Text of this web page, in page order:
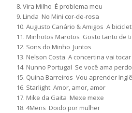
8. Vira Milho  É problema meu
9. Linda  No Mini cor-de-rosa
10. Augusto Canário & Amigos  A
11. Minhotos Marotos  Gosto tanto de ti
12. Sons do Minho  Juntos
13. Nelson Costa  A concertina vai tocar
14. Nunno Portugal  Se você ama
15. Quina Barreiros  Vou aprender
16. Starlight  Amor, amor, amor
17. Mike da Gaita  Mexe mexe
18. 4Mens  Doido por mulher